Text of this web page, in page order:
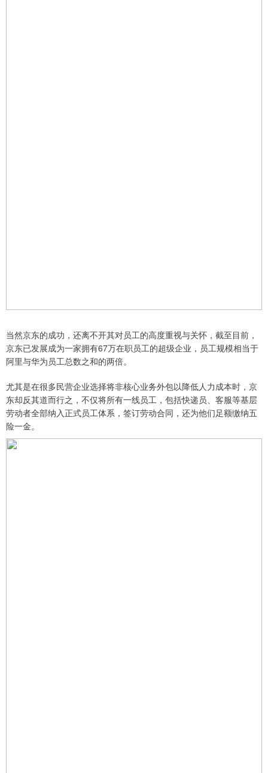
当然京东的成功，还离不开其对员工的高度重视与关怀，截至目前，
京东已发展成为一家拥有67万在职员工的超级企业，员工规模相当于
阿里与华为员工总数之和的两倍。
尤其是在很多民营企业选择将非核心业务外包以降低人力成本时，京
东却反其道而行之，不仅将所有一线员工，包括快递员、客服等基层
劳动者全部纳入正式员工体系，签订劳动合同，还为他们足额缴纳五
险一金。